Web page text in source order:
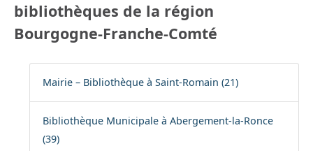
bibliothèques de la région
Bourgogne-Franche-Comté
Mairie – Bibliothèque à Saint-Romain (21)
Bibliothèque Municipale à Abergement-la-Ronce
(39)